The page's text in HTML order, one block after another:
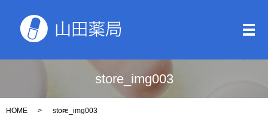
メ
store_img003
HOME store_img003